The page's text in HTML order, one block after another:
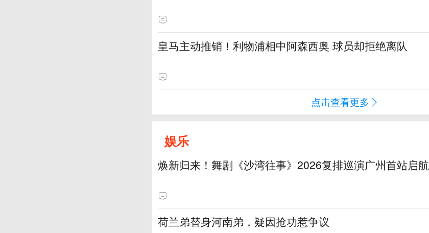
皇马主动推销！利物浦相中阿森西奥 球员却拒绝离队
点击查看更多
娱乐
焕新归来！舞剧《沙湾往事》2026复排巡演广州首站启航
荷兰弟替身河南弟，疑因抢功惹争议